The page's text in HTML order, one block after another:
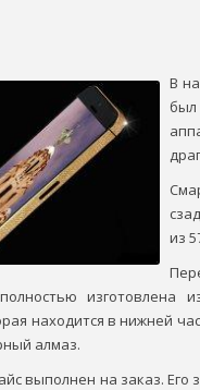
В
из
изготовлена
находится в нижней
алмаз.
выполнен на заказ. Его